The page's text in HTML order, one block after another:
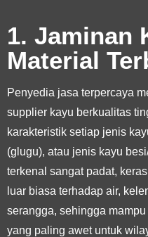
1. Jaminan
Material
Penyedia jasa terpercaya
supplier kayu berkualitas
karakteristik setiap jenis
(glugu), atau jenis kayu
terkenal sangat padat,
luar biasa terhadap air,
serangga, sehingga
yang paling awet untuk